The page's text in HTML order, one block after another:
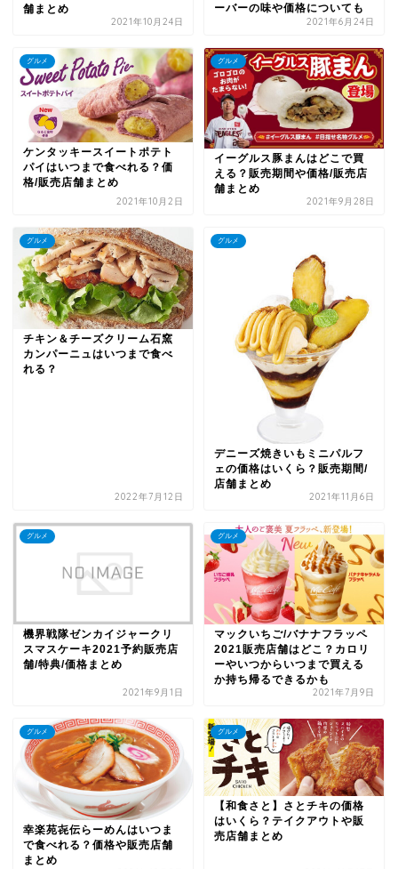
舗まとめ
2021年10月24日
ーバーの味や価格についても
2021年6月24日
グルメ
ケンタッキースイートポテト
パイはいつまで食べれる？価
格/販売店舗まとめ
2021年10月2日
グルメ
イーグルス豚まんはどこで買
える？販売期間や価格/販売店
舗まとめ
2021年9月28日
グルメ
チキン＆チーズクリーム石窯
カンパーニュはいつまで食べ
れる？
2022年7月12日
グルメ
デニーズ焼きいもミニパルフ
ェの価格はいくら？販売期間/
店舗まとめ
2021年11月6日
グルメ
機界戦隊ゼンカイジャークリ
スマスケーキ2021予約販売店
舗/特典/価格まとめ
2021年9月1日
グルメ
マックいちご/バナナフラッペ
2021販売店舗はどこ？カロリ
ーやいつからいつまで買える
か持ち帰るできるかも
2021年7月9日
グルメ
幸楽苑㐂伝らーめんはいつま
で食べれる？価格や販売店舗
まとめ
グルメ
【和食さと】さとチキの価格
はいくら？テイクアウトや販
売店舗まとめ